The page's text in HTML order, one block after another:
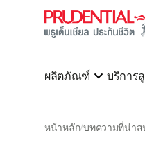
ผลิตภัณฑ์ บริการ
หน้าหลัก บทความที่น่าส